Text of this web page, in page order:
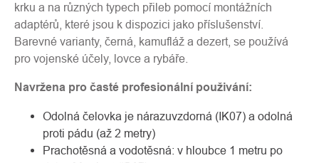
krku a na různých typech přileb pomocí montážních
adaptérů, které jsou k dispozici jako příslušenství.
Barevné varianty, černá, kamufláž a dezert, se používá
pro vojenské účely, lovce a rybáře.
Navržena pro časté profesionální použivání:
Odolná čelovka je nárazuvzdorná (IK07) a odolná
proti pádu (až 2 metry)
Prachotěsná a vodotěsná: v hloubce 1 metru po